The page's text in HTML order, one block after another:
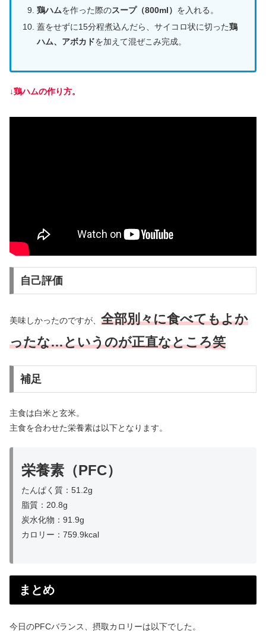
鶏ハムを作った際のスープ（800ml） を入れる。
蓋をせずに15分程煮込んだら、サイコロ状に切った鶏
ハム、アボカドを加えて混ぜこみ完成。
↓鶏ハムの作り方。
自己評価
美味しかったのですが、 全部別々に食べてもよか
ったな…というのが正直なところ笑
補足
主食は白米と玄米。
主食を合わせた栄養素は以下となります。
栄養素（PFC）
たんぱく質：51.2g
脂質：20.8g
炭水化物：91.9g
カロリー：759.9kcal
まとめ
今日のPFCバランス、摂取カロリーは以下でした。